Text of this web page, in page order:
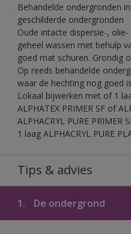
Behandelde ondergronden
geschilderde ondergronden
Oude intacte dispersie-,
geheel wassen met behulp
goed mat schuren. Grondig
Op reeds behandelde
waar de hechting nog goed
Lokaal bijwerken met of 1
ALPHATEX PRIMER SF of
ALPHACRYL PURE PRIMER
1 laag ALPHACRYL PURE
Tips & advies
1. De ondergrond